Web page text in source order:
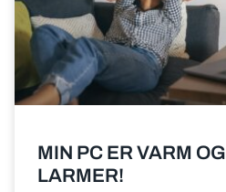
MIN PC ER VARM OG
LARMER!